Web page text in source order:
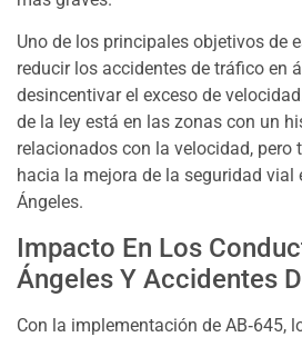
Uno de los principales objetivos de
reducir los accidentes de tráfico en
desincentivar el exceso de
de la ley está en las zonas con un
relacionados con la velocidad, pero
hacia la mejora de la seguridad vial
Ángeles.
Impacto En Los
Ángeles Y Accidentes
Con la implementación de AB‑645,